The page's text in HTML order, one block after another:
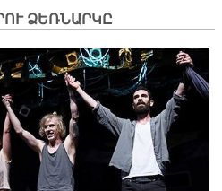
ՁԵՌՆԱՐԿԸ